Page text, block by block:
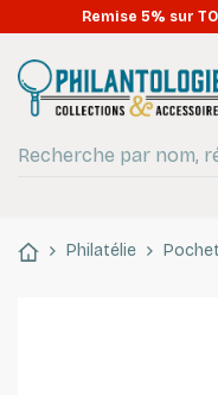
Remise 5% sur
Philatélie